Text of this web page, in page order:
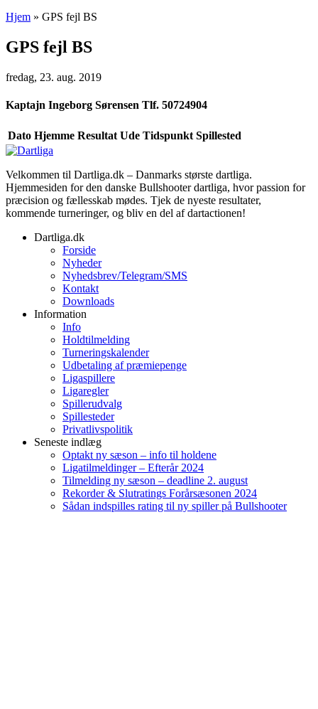
Hjem » GPS fejl BS
GPS fejl BS
fredag, 23. aug. 2019
Kaptajn Ingeborg Sørensen Tlf. 50724904
Dato Hjemme Resultat Ude Tidspunkt Spillested
Velkommen til Dartliga.dk – Danmarks største dartliga.
Hjemmesiden for den danske Bullshooter dartliga, hvor passion for
præcision og fællesskab mødes. Tjek de nyeste resultater,
kommende turneringer, og bliv en del af dartactionen!
Dartliga.dk
Forside
Nyheder
Nyhedsbrev/Telegram/SMS
Kontakt
Downloads
Information
Info
Holdtilmelding
Turneringskalender
Udbetaling af præmiepenge
Ligaspillere
Ligaregler
Spillerudvalg
Spillesteder
Privatlivspolitik
Seneste indlæg
Optakt ny sæson – info til holdene
Ligatilmeldinger – Efterår 2024
Tilmelding ny sæson – deadline 2. august
Rekorder & Slutratings Forårsæsonen 2024
Sådan indspilles rating til ny spiller på Bullshooter